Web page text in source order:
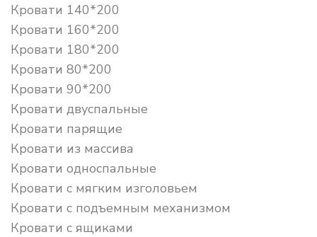
Кровати 140*200
Кровати 160*200
Кровати 180*200
Кровати 80*200
Кровати 90*200
Кровати двуспальные
Кровати парящие
Кровати из массива
Кровати односпальные
Кровати с мягким изголовьем
Кровати с подъемным механизмом
Кровати с ящиками